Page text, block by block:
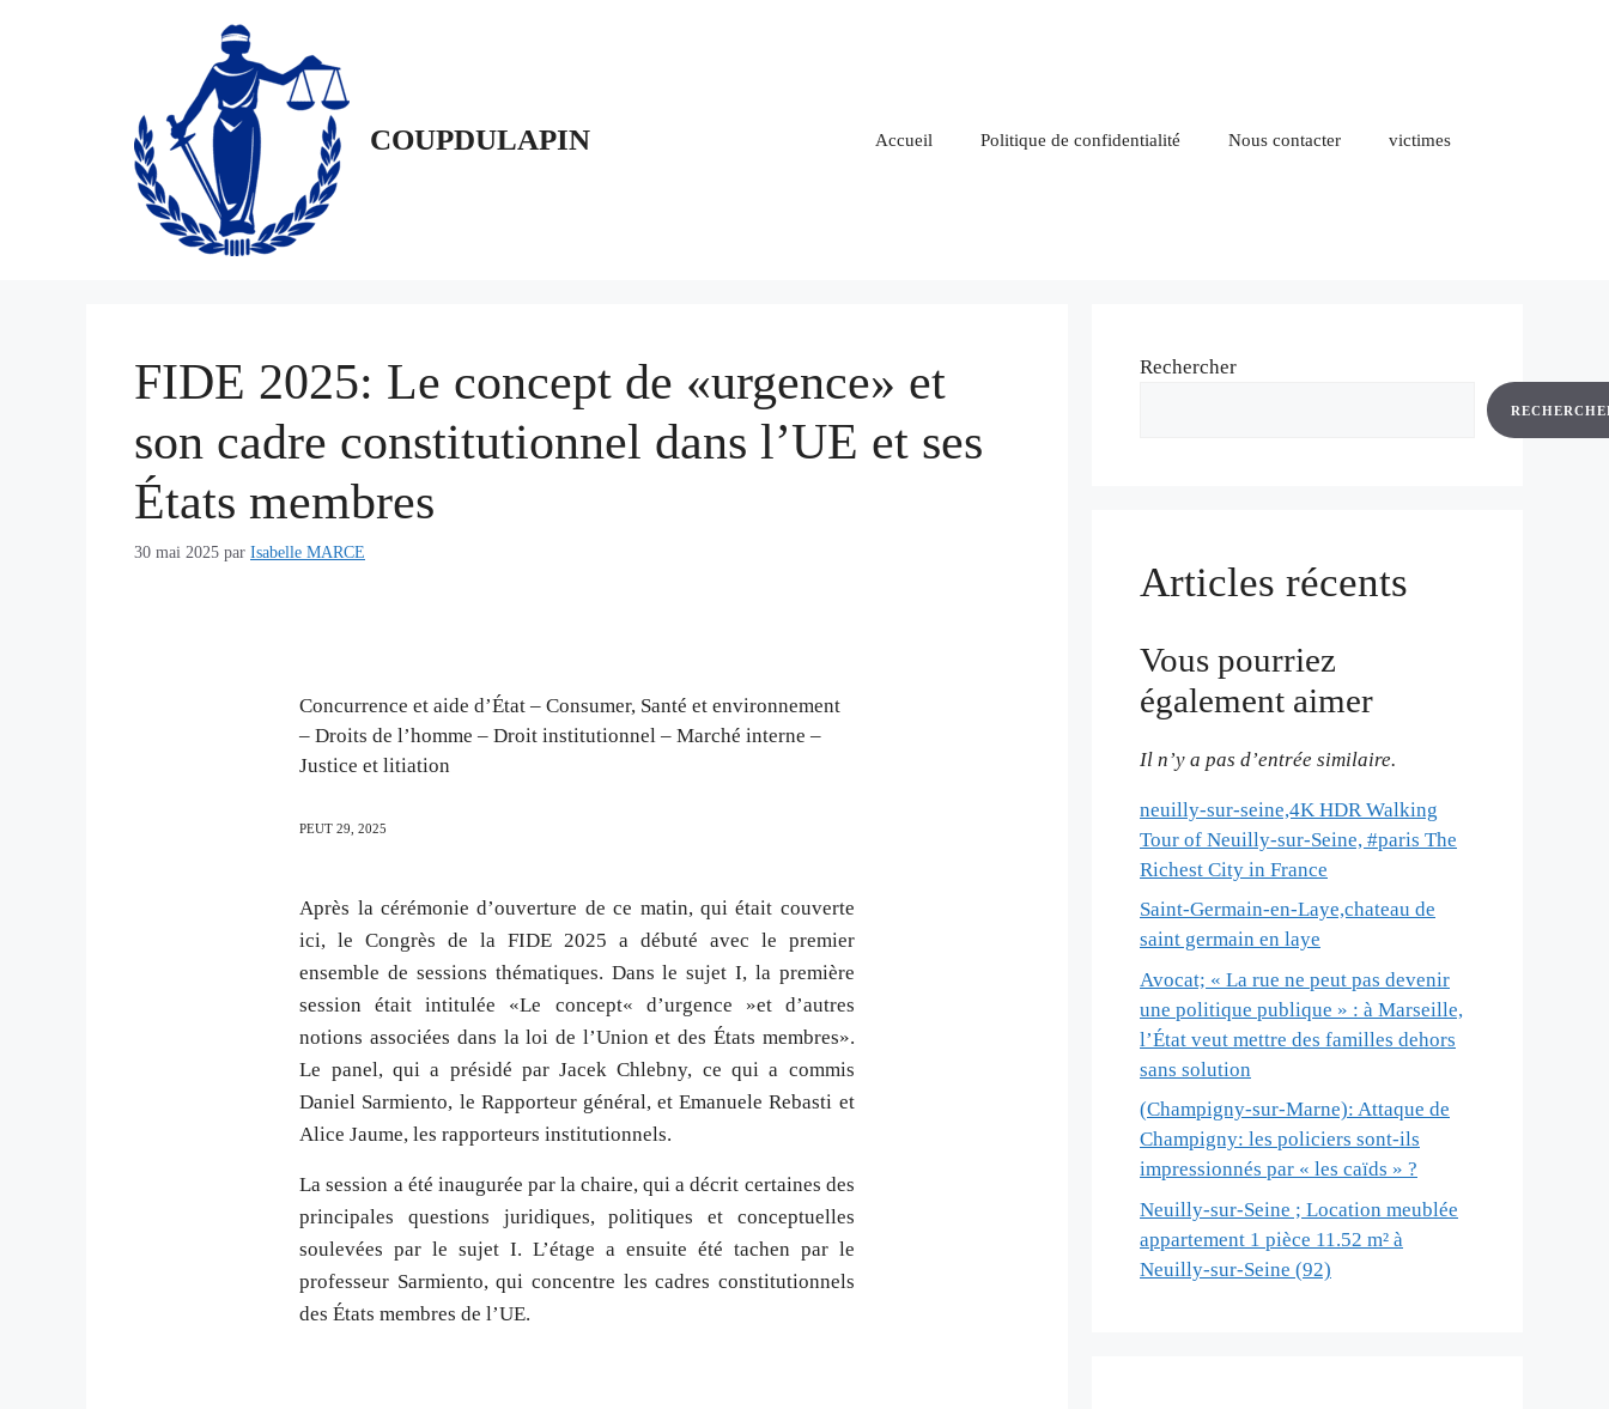
COUPDULAPIN Accueil Politique de confidentialité Nous contacter victimes
FIDE 2025: Le concept de «urgence» et
son cadre constitutionnel dans l’UE et ses
États membres
30 mai 2025 par Isabelle MARCE
Concurrence et aide d’État – Consumer, Santé et environnement
– Droits de l’homme – Droit institutionnel – Marché interne –
Justice et litiation
PEUT29,2025
Après la cérémonie d’ouverture de ce matin, qui était couverte
ici, le Congrès de la FIDE 2025 a débuté avec le premier
ensemble de sessions thématiques. Dans le sujet I, la première
session était intitulée «Le concept« d’urgence »et d’autres
notions associées dans la loi de l’Union et des États membres».
Le panel, qui a présidé par Jacek Chlebny, ce qui a commis
Daniel Sarmiento, le Rapporteur général, et Emanuele Rebasti et
Alice Jaume, les rapporteurs institutionnels.
La session a été inaugurée par la chaire, qui a décrit certaines des
principales questions juridiques, politiques et conceptuelles
soulevées par le sujet I. L’étage a ensuite été tachen par le
professeur Sarmiento, qui concentre les cadres constitutionnels
des États membres de l’UE.
Rechercher
Articles récents
Vous pourriez
également aimer
Il n’y a pas d’entrée similaire.
neuilly-sur-seine,4K HDR Walking
Tour of Neuilly-sur-Seine, #paris The
Richest City in France
Saint-Germain-en-Laye,chateau de
saint germain en laye
Avocat; « La rue ne peut pas devenir
une politique publique » : à Marseille,
l’État veut mettre des familles dehors
sans solution
(Champigny-sur-Marne): Attaque de
Champigny: les policiers sont-ils
impressionnés par « les caïds » ?
Neuilly-sur-Seine ; Location meublée
appartement 1 pièce 11.52 m² à
Neuilly-sur-Seine (92)